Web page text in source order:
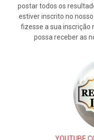
postar todos os
estiver inscrito no
fizesse a sua inscrição
possa receber as